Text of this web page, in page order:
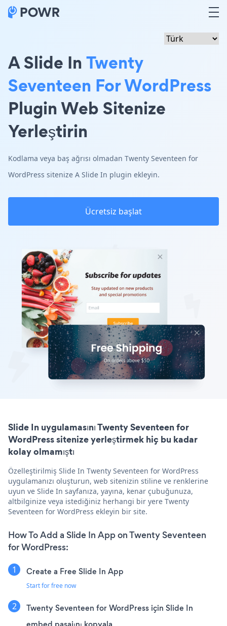
A Slide InTwenty
Seventeen For WordPress
Plugin Web Sitenize
Yerleştirin
Kodlama veya baş ağrısı olmadan Twenty Seventeen for
WordPress sitenize A Slide In plugin ekleyin.
Ücretsiz başlat
Slide In uygulamasını Twenty Seventeen for
WordPress sitenize yerleştirmek hiç bu kadar
kolay olmamıştı
Özelleştirilmiş Slide In Twenty Seventeen for WordPress
uygulamanızı oluşturun, web sitenizin stiline ve renklerine
uyun ve Slide In sayfanıza, yayına, kenar çubuğunuza,
altbilginize veya istediğiniz herhangi bir yere Twenty
Seventeen for WordPress ekleyin bir site.
How To Add a Slide In App on Twenty Seventeen
for WordPress:
Create a Free Slide In App
Start for free now
Twenty Seventeen for WordPress için Slide In